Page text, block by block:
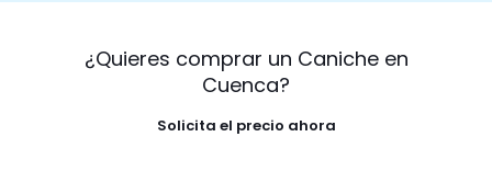
¿Quieres comprar un Caniche en
Cuenca?
Solicita el precio ahora